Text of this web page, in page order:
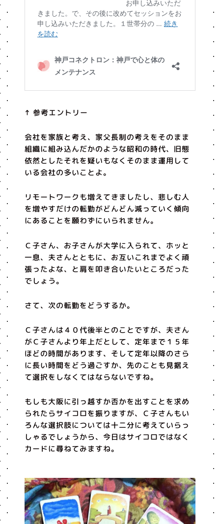
↑ 参考エントリー
会社を家族と考え、家父長制の考えをそのまま
組織に組み込んだかのような昭和の時代、旧態
依然としたそれを疑いもなくそのまま運用して
いる会社の多いことよ。
リモートワークも増えてきましたし、悲しむ人
を増やすだけの転勤がどんどん減っていく傾向
にあることを願わずにいられません。
Ｃ子さん、お子さんが大学に入られて、ホッと
一息、夫さんとともに、お互いこれまでよく頑
張ったよな、と肩を叩き合いたいところだった
でしょう。
さて、次の転勤をどうするか。
Ｃ子さんは４０代後半とのことですが、夫さん
がＣ子さんより年上だとして、定年まで１５年
ほどの時間があります、そして定年以降のさら
に長い時間をどう過ごすか、先のことも見据え
て選択をしなくてはならないですね。
もしも大阪に引っ越すか否かを出すことを求め
られたらサイコロを振りますが、Ｃ子さんもい
ろんな選択肢については十二分に考えていらっ
しゃるでしょうから、今日はサイコロではなく
カードに尋ねてみますね。